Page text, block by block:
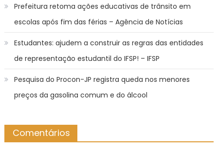
Prefeitura retoma ações educativas de trânsito em
escolas após fim das férias – Agência de Notícias
Estudantes: ajudem a construir as regras das entidades
de representação estudantil do IFSP! – IFSP
Pesquisa do Procon-JP registra queda nos menores
preços da gasolina comum e do álcool
Comentários